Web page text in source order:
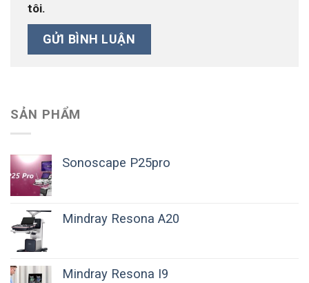
tôi.
SẢN PHẨM
Sonoscape P25pro
Mindray Resona A20
Mindray Resona I9